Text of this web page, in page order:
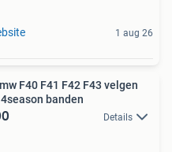
1 aug 26
F40 F41 F42 F43 velgen
banden
Details